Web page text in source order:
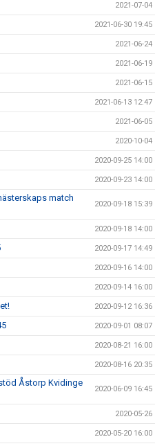
2021-07-04
2021-06-30 19:45
2021-06-24
2021-06-19
2021-06-15
2021-06-13 12:47
2021-06-05
2020-10-04
2020-09-25 14:00
2020-09-23 14:00
match
2020-09-18 15:39
2020-09-18 14:00
2020-09-17 14:49
2020-09-16 14:00
2020-09-14 16:00
2020-09-12 16:36
2020-09-01 08:07
2020-08-21 16:00
2020-08-16 20:35
Åstorp Kvidinge
2020-06-09 16:45
2020-05-26
2020-05-20 16:00